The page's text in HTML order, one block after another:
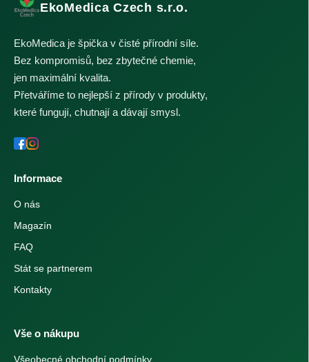
EkoMedica Czech s.r.o.
EkoMedica je špička v čisté přírodní síle.
Bez kompromisů, bez zbytečné chemie,
jen maximální kvalita.
Přetváříme to nejlepší z přírody v produkty,
které fungují, chutnají a dávají smysl.
Informace
O nás
Magazín
FAQ
Stát se partnerem
Kontakty
Vše o nákupu
Všeobecné obchodní podmínky